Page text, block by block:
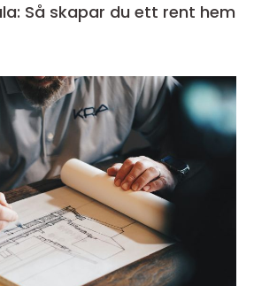
Så skapar du ett rent hem